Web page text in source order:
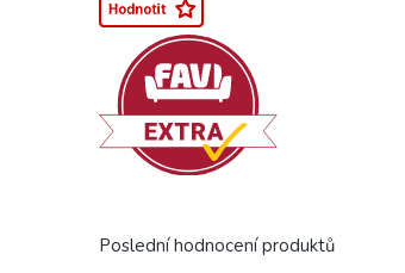
Poslední hodnocení produktů